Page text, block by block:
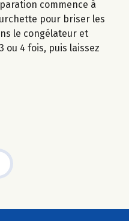
commence à
pour briser les
le congélateur et
ou 4 fois, puis laissez